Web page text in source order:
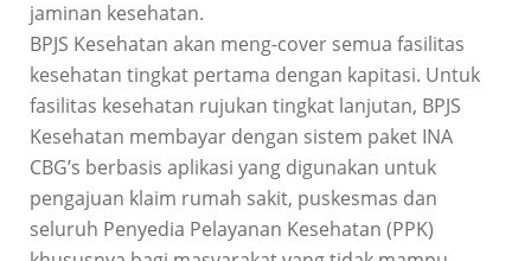
jaminan kesehatan.
BPJS Kesehatan akan meng-cover semua fasilitas
kesehatan tingkat pertama dengan kapitasi. Untuk
fasilitas kesehatan rujukan tingkat lanjutan, BPJS
Kesehatan membayar dengan sistem paket INA
CBG’s berbasis aplikasi yang digunakan untuk
pengajuan klaim rumah sakit, puskesmas dan
seluruh Penyedia Pelayanan Kesehatan (PPK)